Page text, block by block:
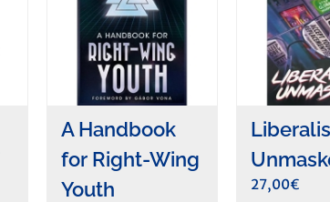
A Handbook
for Right-Wing
Youth
27,00€